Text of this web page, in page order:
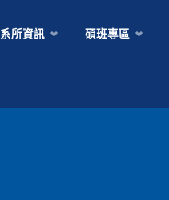
系所資訊 碩班專區